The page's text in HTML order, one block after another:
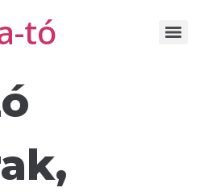
tó